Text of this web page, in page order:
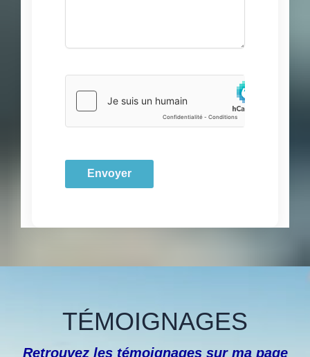
TÉMOIGNAGES
Retrouvez les témoignages sur ma page